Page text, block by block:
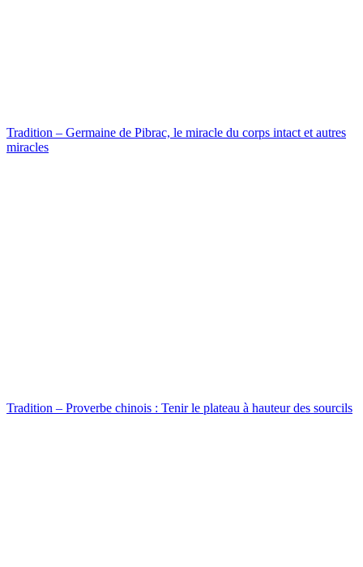
Tradition – Germaine de Pibrac, le miracle du corps intact et autres
miracles
Tradition – Proverbe chinois : Tenir le plateau à hauteur des sourcils